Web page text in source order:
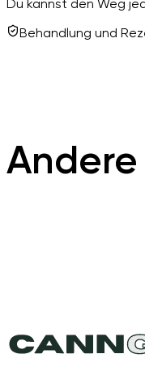
Du kannst den Weg
Behandlung und